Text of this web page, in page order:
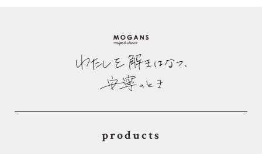
products